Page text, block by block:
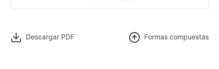
Descargar PDF Formas compuestas